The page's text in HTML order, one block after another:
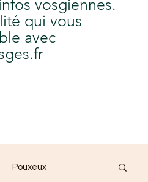
Pouxeux
vosgiennes.
qui vous
avec